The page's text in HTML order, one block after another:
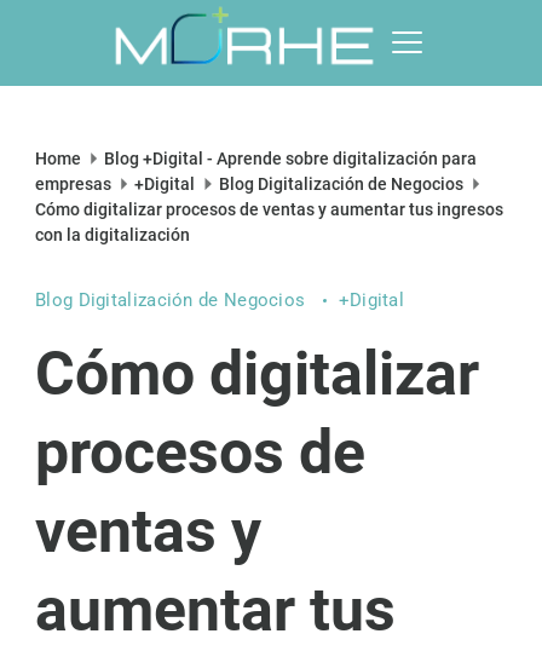
content
Digital
Home
Blog +Digital - Aprende sobre digitalización para
empresas
+Digital
Blog Digitalización de Negocios
Cómo digitalizar procesos de ventas y aumentar tus ingresos
con la digitalización
Blog Digitalización de Negocios +Digital
Cómo digitalizar
procesos de
ventas y
aumentar tus